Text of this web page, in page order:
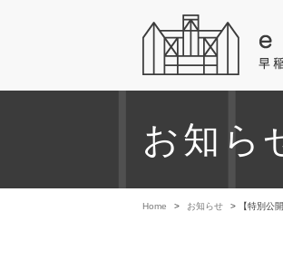
お知ら
Home > お知らせ > 【特別公